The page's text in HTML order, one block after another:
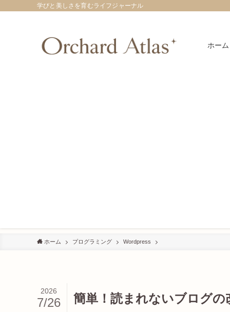
学びと美しさを育むライフジャーナル
ホーム
ホーム プログラミング Wordpress
簡単！読まれないブログの
2026
7/26